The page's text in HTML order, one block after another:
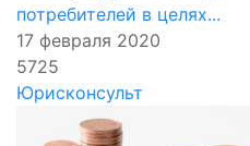
потребителей в целях...
17 февраля 2020
5725
Юрисконсульт